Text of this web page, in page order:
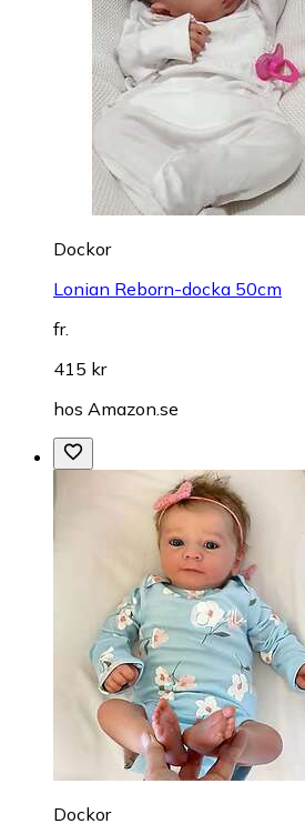
Dockor
Lonian Reborn-docka 50cm
fr.
415 kr
hos Amazon.se
Dockor